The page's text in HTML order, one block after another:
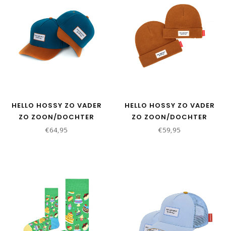
HELLO HOSSY ZO VADER
ZO ZOON/DOCHTER
MATCHING CAPS - DUCK
€64,95
HELLO HOSSY ZO VADER
ZO ZOON/DOCHTER
MATCHING MUTSEN-
€59,95